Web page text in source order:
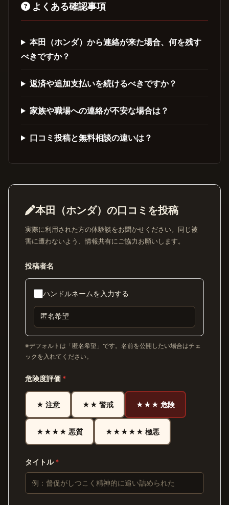
よくある確認事項
本田（ホンダ）から連絡が来た場合、何を残す
べきですか？
返済や追加支払いを続けるべきですか？
家族や職場への連絡が不安な場合は？
口コミ投稿と無料相談の違いは？
本田（ホンダ）の口コミを投稿
実際に利用された方の体験談をお聞かせください。同じ被
害に遭わないよう、情報共有にご協力お願いします。
投稿者名
ハンドルネームを入力する
※デフォルトは「匿名希望」です。名前を公開したい場合はチェ
ックを入れてください。
危険度評価 *
★ 注意 ★★ 警戒 ★★★ 危険
★★★★ 悪質 ★★★★★ 極悪
タイトル*